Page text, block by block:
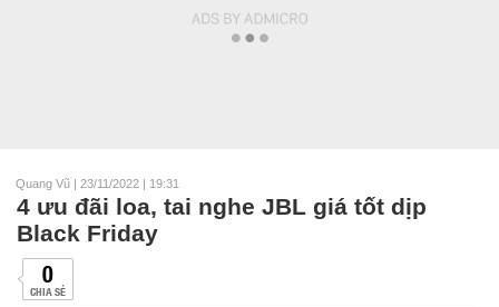
Quang Vũ | 23/11/2022 | 19:31
4 ưu đãi loa, tai nghe JBL giá tốt dịp
Black Friday
0
CHIA SẺ